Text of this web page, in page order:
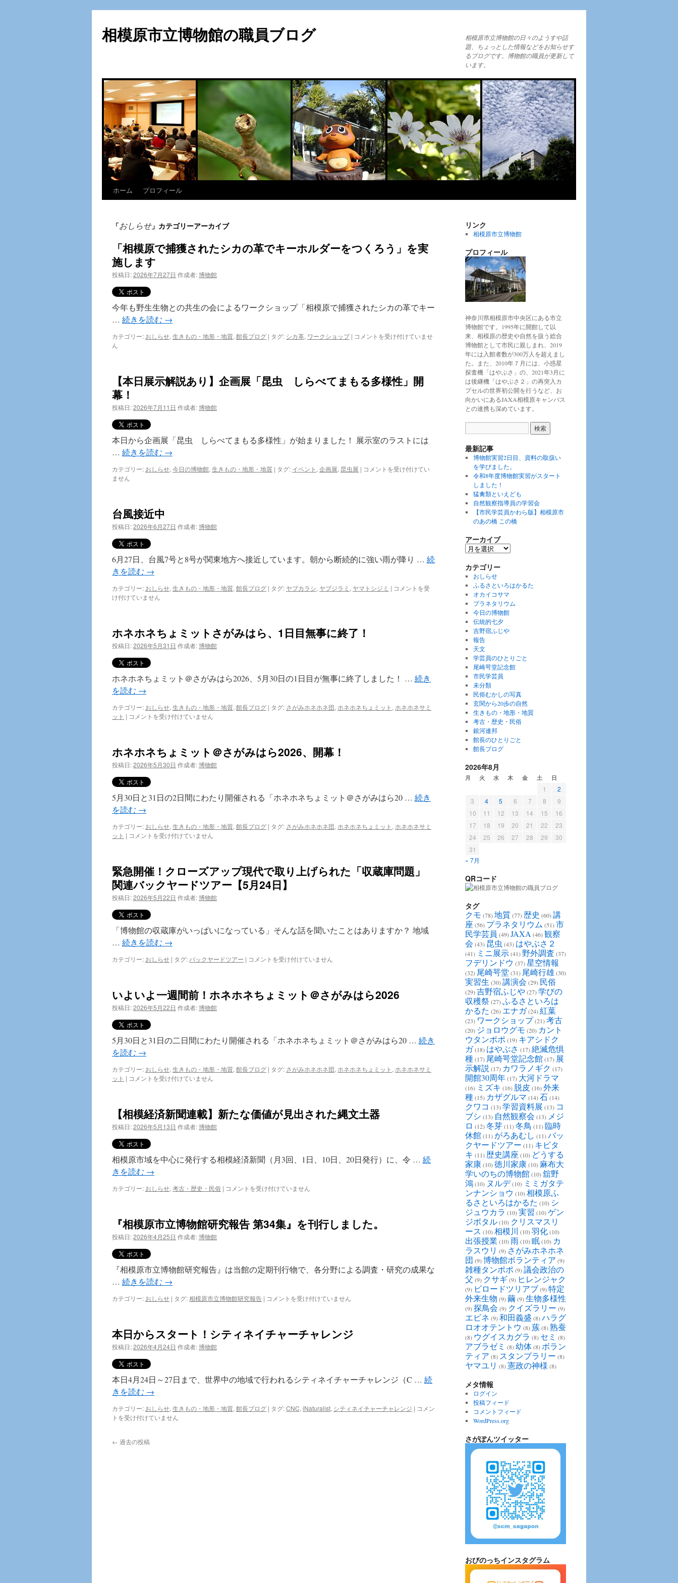
相模原市立博物館の職員ブログ
相模原市立博物館の日々のようすや話
題、ちょっとした情報などをお知らせす
るブログです。博物館の職員が更新して
います。
ツ
ホーム プロフィール
「おしらせ」カテゴリーアーカイブ
「相模原で捕獲されたシカの革でキーホルダーをつくろう」を実
施します
投稿日:2026年7月27日 作成者:博物館
今年も野生生物との共生の会によるワークショップ「相模原で捕獲されたシカの革でキー
… 続きを読む →
カテゴリー: おしらせ, 生きもの・地形・地質, 館長ブログ | タグ: シカ革, ワークショップ | 「相
獲
の
革
ー
を
し
コメントを受け付けていませ
ん
【本日展示解説あり】企画展「昆虫 しらべてまもる多様性」開
幕！
投稿日:2026年7月11日 作成者:博物館
本日から企画展「昆虫 しらべてまもる多様性」が始まりました！ 展示室のラストには
… 続きを読む →
カテゴリー: おしらせ, 今日の博物館, 生きもの・地形・地質 | タグ: イベント , 企画展, 昆虫展 | 【本
展
し
も
開
コメントを受け付けてい
ません
台風接近中
投稿日:2026年6月27日 作成者:博物館
6月27日、台風7号と8号が関東地方へ接近しています。朝から断続的に強い雨が降り … 続
きを読む →
カテゴリー: おしらせ, 生きもの・地形・地質, 館長ブログ | タグ: ヤブカラシ, ヤブジラミ , ヤマトシジミ | 台
コメントを受
け付けていません
ホネホネちょミットさがみはら、1日目無事に終了！
投稿日:2026年5月31日 作成者:博物館
ホネホネちょミット＠さがみはら2026、5月30日の1日目が無事に終了しました！ … 続き
を読む →
カテゴリー: おしらせ, 生きもの・地形・地質, 館長ブログ | タグ: さがみホネホネ団, ホネホネちょミット , ホネホネサミ
ット | ホ
ち
ょ
ミ
ッ
ト
さ
が
み
は
ら、
無
事
に
終
は
コメントを受け付けていません
ホネホネちょミット＠さがみはら2026、開幕！
投稿日:2026年5月30日 作成者:博物館
5月30日と31日の2日間にわたり開催される「ホネホネちょミット＠さがみはら20 … 続き
を読む →
カテゴリー: おしらせ, 生きもの・地形・地質, 館長ブログ | タグ: さがみホネホネ団, ホネホネちょミット , ホネホネサミ
ット | ホ
ち
ょ
ミ
ッ
＠
さ
が
み
ら
幕！
は
コメントを受け付けていません
緊急開催！クローズアップ現代で取り上げられた「収蔵庫問題」
関連バックヤードツアー【5月24日】
投稿日:2026年5月22日 作成者:博物館
「博物館の収蔵庫がいっぱいになっている」そんな話を聞いたことはありますか？ 地域
… 続きを読む →
カテゴリー: おしらせ | タグ: バックヤードツアー | 緊
ク
ッ
代
げ
ら
蔵
題」
関
ッ
ク
ツ
ア
【5
月
は
コメントを受け付けていません
いよいよ一週間前！ホネホネちょミット＠さがみはら2026
投稿日:2026年5月22日 作成者:博物館
5月30日と31日の二日間にわたり開催される「ホネホネちょミット＠さがみはら20 … 続き
を読む →
カテゴリー: おしらせ, 生きもの・地形・地質, 館長ブログ | タグ: さがみホネホネ団, ホネホネちょミット , ホネホネサミ
ット | い
一
週
間
前！
ホ
ネ
ホ
ネ
ち
ト
＠
さ
が
み
は
ら
2026
は
コメントを受け付けていません
【相模経済新聞連載】新たな価値が見出された縄文土器
投稿日:2026年5月13日 作成者:博物館
相模原市域を中心に発行する相模経済新聞（月3回、1日、10日、20日発行）に、令 … 続
きを読む →
カテゴリー: おしらせ, 考古・歴史・民俗 | 【相
新
た
値
さ
土
コメントを受け付けていません
『相模原市立博物館研究報告 第34集』を刊行しました。
投稿日:2026年4月25日 作成者:博物館
『相模原市立博物館研究報告』は当館の定期刊行物で、各分野による調査・研究の成果な
… 続きを読む →
カテゴリー: おしらせ | タグ:相模原市立博物館研究報告 | 『相
立
究
第
コメントを受け付けていません
本日からスタート！シティネイチャーチャレンジ
投稿日:2026年4月24日 作成者:博物館
本日4月24日～27日まで、世界中の地域で行われるシティネイチャーチャレンジ（C … 続
きを読む →
カテゴリー: おしらせ, 生きもの・地形・地質, 館長ブログ | タグ:CNC, iNaturalist, シティネイチャーチャレンジ | 本
コメン
トを受け付けていません
← 過去の投稿
リンク
相模原市立博物館
プロフィール
神奈川県相模原市中央区にある市立
博物館です。1995年に開館して以
来、相模原の歴史や自然を扱う総合
博物館として市民に親しまれ、2019
年には入館者数が300万人を超えまし
た。また、2010年７月には、小惑星
探査機「はやぶさ」の、2021年3月に
は後継機「はやぶさ２」の再突入カ
プセルの世界初公開を行うなど、お
向かいにあるJAXA相模原キャンパス
との連携も深めています。
最新記事
博物館実習2日目、資料の取扱い
を学びました。
令和8年度博物館実習がスタート
しました！
猛禽類といえども
自然観察指導員の学習会
【市民学芸員かわら版】相模原市
のあの橋 この橋
アーカイブ
ア
カ
イ
ブ
カテゴリー
おしらせ
ふるさといろはかるた
オカイコサマ
プラネタリウム
今日の博物館
伝統的七夕
吉野宿ふじや
報告
天文
学芸員のひとりごと
尾崎咢堂記念館
市民学芸員
未分類
民俗むかしの写真
玄関から20歩の自然
生きもの・地形・地質
考古・歴史・民俗
銀河連邦
館長のひとりごと
館長ブログ
2026年8月
月 火 水 木 金 土 日
1
2
3
4 5 6 7 8
9
10
11 12 13 14 15
16
17
18 19 20 21 22
23
24
25 26 27 28 29
30
31
« 7月
QRコード
タグ
クモ (78)地質(77) 歴史 (60)講
座 (56) プラネタリウム (51)市
民学芸員 (49)JAXA (46)観察
会 (43) 昆虫 (43) はやぶさ２
(41) ミニ展示(41) 野外調査 (37)
フデリンドウ (37)星空情報
(32) 尾崎咢堂 (31) 尾崎行雄(30)
実習生 (30)講演会 (29) 民俗
(29)吉野宿ふじや(27)学びの
収穫祭 (27)ふるさといろは
かるた (26) エナガ(24)紅葉
(23) ワークショップ(21)考古
(20) ジョロウグモ (20) カント
ウタンポポ (19) キアシドク
ガ(18) はやぶさ (17)絶滅危惧
種(17) 尾崎咢堂記念館(17) 展
示解説 (17) カワラノギク (17)
開館30周年(17) 大河ドラマ
(16) ミズキ (16) 脱皮 (16)外来
種(15) カザグルマ (14)石(14)
クワコ (13)学習資料展 (13) コ
ブシ (13) 自然観察会 (13) メジ
ロ (12)冬芽(11)冬鳥 (11)臨時
休館(11) がろあむし (11)バッ
クヤードツアー (11) キビタ
キ (11) 歴史講座 (10) どうする
家康(10)徳川家康(10) 麻布大
学いのちの博物館(10)舘野
鴻(10) ヌルデ(10) ミミガタテ
ンナンショウ (10)相模原ふ
るさといろはかるた (10) シ
ジュウカラ (10)実習 (10)ゲン
ジボタル(10) クリスマスリ
ース (10)相模川 (10)羽化(10)
出張授業 (10)雨(10)眠(10) カ
ラスウリ (9) さがみホネホネ
団 (9)博物館ボランティア (9)
雑種タンポポ (9)議会政治の
父 (9) クサギ(9) ヒレンジャク
(9) ビロードツリアブ(9)特定
外来生物 (9)繭(9)生物多様性
(9)探鳥会 (9) クイズラリー (9)
エビネ (9)和田義盛 (8)ハラグ
ロオオテントウ (8)蔟(8)熟蚕
(8) ウグイスカグラ (8) セミ (8)
アブラゼミ (8)幼体(8) ボラン
ティア (8) スタンプラリー (8)
ヤマユリ (8)憲政の神様 (8)
メタ情報
ログイン
投稿フィード
コメントフィード
WordPress.org
さがぽんツイッター
おびのっちインスタグラム